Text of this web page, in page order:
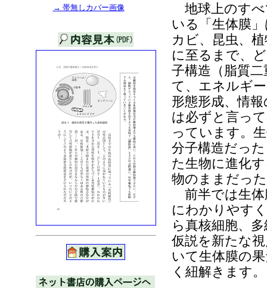
→ 帯無しカバー画像
地球上のすべ
いる「生体膜
カビ、昆虫、
に至るまで、
子構造（脂質
て、エネルギ
形態形成、情
は必ずと言っ
っています。
分子構造だっ
た生物に進化
物のままだっ
前半では生体
にわかりやす
ら真核細胞、
仮説を新たな
いて生体膜の
く紐解きます。